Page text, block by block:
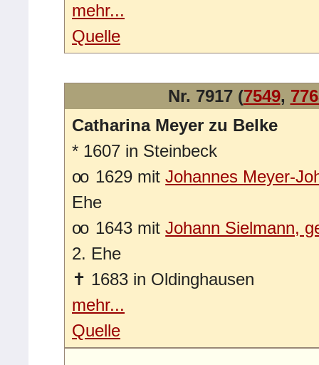
mehr...
Quelle
Nr. 7917 (7549,
Catharina Meyer zu Belke
* 1607 in Steinbeck
oo 1629 mitJohannes Meyer-
Ehe
oo 1643 mitJohann Sielmann,
2. Ehe
✝ 1683 in Oldinghausen
mehr...
Quelle